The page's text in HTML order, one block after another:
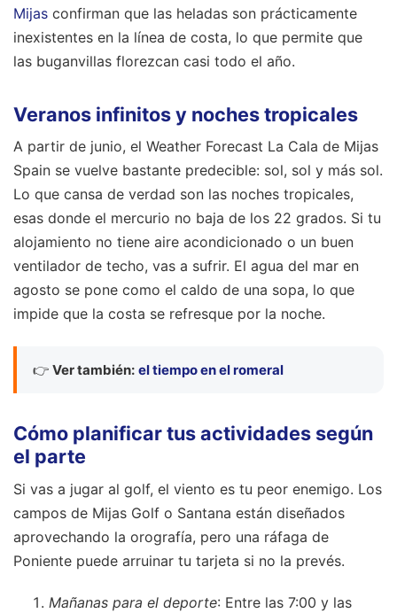
Mijas confirman que las heladas son prácticamente
inexistentes en la línea de costa, lo que permite que
las buganvillas florezcan casi todo el año.
Veranos infinitos y noches tropicales
A partir de junio, el Weather Forecast La Cala de Mijas
Spain se vuelve bastante predecible: sol, sol y más sol.
Lo que cansa de verdad son las noches tropicales,
esas donde el mercurio no baja de los 22 grados. Si tu
alojamiento no tiene aire acondicionado o un buen
ventilador de techo, vas a sufrir. El agua del mar en
agosto se pone como el caldo de una sopa, lo que
impide que la costa se refresque por la noche.
👉 Ver también: el tiempo en el romeral
Cómo planificar tus actividades según
el parte
Si vas a jugar al golf, el viento es tu peor enemigo. Los
campos de Mijas Golf o Santana están diseñados
aprovechando la orografía, pero una ráfaga de
Poniente puede arruinar tu tarjeta si no la prevés.
Mañanas para el deporte: Entre las 7:00 y las